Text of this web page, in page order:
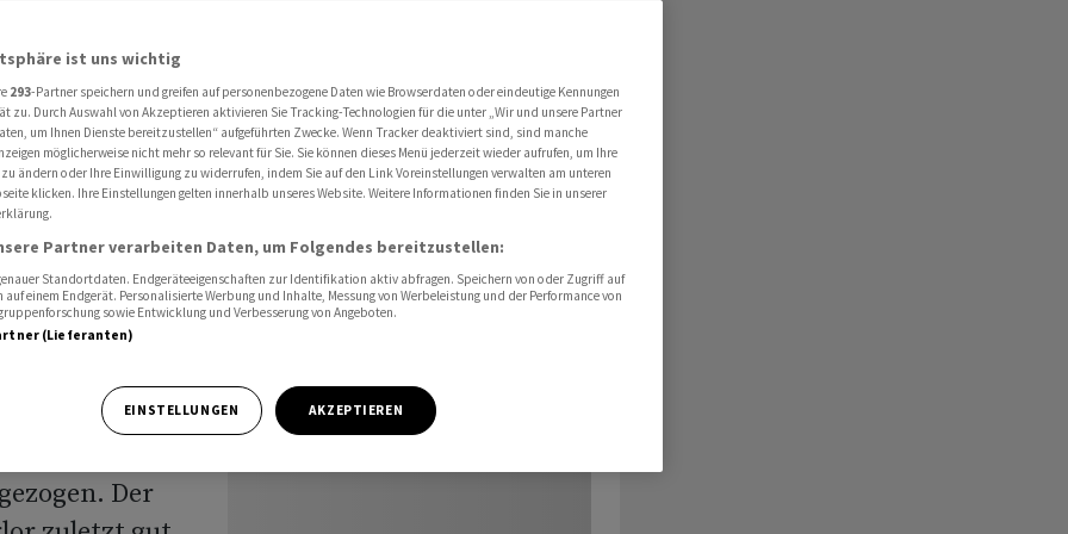
belastet US-Börsen
Nahen Osten
Der
ist uns wichtig
293-Partner speichern und greifen auf personenbezogene Daten wie Browserdaten oder eindeutige Kennungen
zu. Durch Auswahl von Akzeptieren aktivieren Sie Tracking-Technologien für die unter „Wir und unsere Partner
um Ihnen Dienste bereitzustellen“ aufgeführten Zwecke. Wenn Tracker deaktiviert sind, sind manche
möglicherweise nicht mehr so relevant für Sie. Sie können dieses Menü jederzeit wieder aufrufen, um Ihre
ändern oder Ihre Einwilligung zu widerrufen, indem Sie auf den Link Voreinstellungen verwalten am unteren
klicken. Ihre Einstellungen gelten innerhalb unseres Website. Weitere Informationen finden Sie in unserer
Partner verarbeiten Daten, um Folgendes bereitzustellen:
Standortdaten. Endgeräteeigenschaften zur Identifikation aktiv abfragen. Speichern von oder Zugriff auf
einem Endgerät. Personalisierte Werbung und Inhalte, Messung von Werbeleistung und der Performance von
sowie Entwicklung und Verbesserung von Angeboten.
(Lieferanten)
EINSTELLUNGEN AKZEPTIEREN